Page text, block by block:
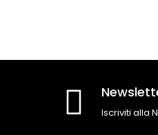
Iscriviti alla